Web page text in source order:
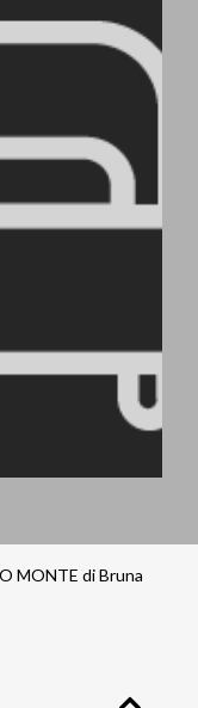
MONTE di Bruna